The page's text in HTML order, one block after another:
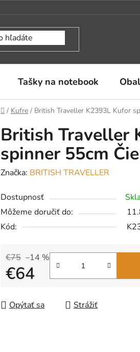
Tašky na notebook
Domov
/ Kufre / British Traveller K2393L Kufor
British Traveller
spinner 55cm
Značka: BRITISH TRAVELLER
Dostupnosť
Môžeme doručiť do:
Kód:
€75 –14 %
€64
Opýtať sa Strážiť